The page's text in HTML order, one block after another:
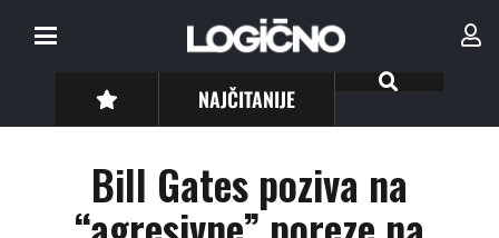
NAJČITANIJE
Bill Gates poziva na